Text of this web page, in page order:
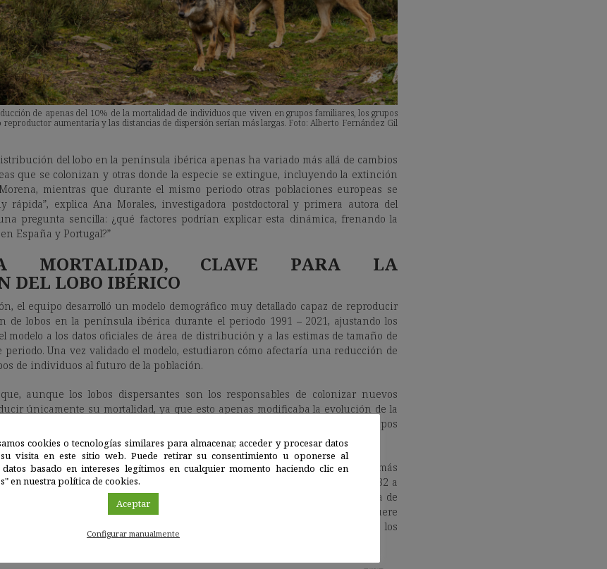
de apenas del 10% de la mortalidad de individuos que viven en grupos familiares, los grupos
aumentaría y las distancias de dispersión serían más largas. Foto: Alberto Fernández Gil
del lobo en la península ibérica apenas ha variado más allá de cambios
que se colonizan y otras donde la especie se extingue, incluyendo la extinción
mientras que durante el mismo periodo otras poblaciones europeas se
rápida”, explica Ana Morales, investigadora postdoctoral y primera autora del
pregunta sencilla: ¿qué factores podrían explicar esta dinámica, frenando la
España y Portugal?”
MORTALIDAD, CLAVE PARA LA
DEL LOBO IBÉRICO
el equipo desarrolló un modelo demográfico muy detallado capaz de reproducir
de lobos en la península ibérica durante el periodo 1991 – 2021, ajustando los
modelo a los datos oficiales de área de distribución y a las estimas de tamaño de
Una vez validado el modelo, estudiaron cómo afectaría una reducción de
de individuos al futuro de la población.
aunque los lobos dispersantes son los responsables de colonizar nuevos
únicamente su mortalidad, ya que esto apenas modificaba la evolución de la
con reducir un 10 % la mortalidad de los individuos que viven en los grupos
de conservación de la población.
esta reducción de apenas del 10% de la mortalidad, los grupos se volvían más
aumentaba y las distancias de dispersión en línea recta pasaban de unos 32 a
consecuencia, la población podría crecer y expandirse hasta duplicar su área de
tres décadas. A partir del modelo, el equipo estimó que cada año muere
parte de los lobos que forman parte de grupos, más de un tercio de los
de los cachorros.
cookies o tecnologías similares para almacenar, acceder y procesar datos
visita en este sitio web. Puede retirar su consentimiento u oponerse al
basado en intereses legítimos en cualquier momento haciendo clic en
en nuestra política de cookies.
Aceptar
Configurar manualmente